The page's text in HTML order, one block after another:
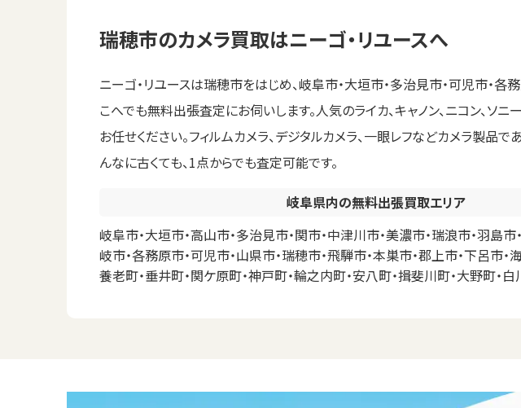
瑞穂市のカメラ買取はニーゴ・リユースへ
ニーゴ・リユースは瑞穂市をはじめ、岐阜市・大垣市・多治見市・可児市・
こへでも無料出張査定にお伺いします。人気のライカ、キャノン、ニコン、ソニ
お任せください。フィルムカメラ、デジタルカメラ、一眼レフなどカメラ製品
んなに古くても、1点からでも査定可能です。
岐阜県内の無料出張買取エリア
岐阜市・大垣市・高山市・多治見市・関市・中津川市・美濃市・瑞浪市・羽島市
岐市・各務原市・可児市・山県市・瑞穂市・飛騨市・本巣市・郡上市・下呂市・
養老町・垂井町・関ケ原町・神戸町・輪之内町・安八町・揖斐川町・大野町・